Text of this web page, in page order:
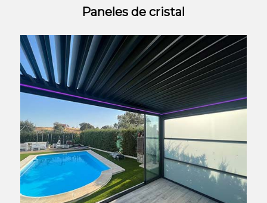
Paneles de cristal